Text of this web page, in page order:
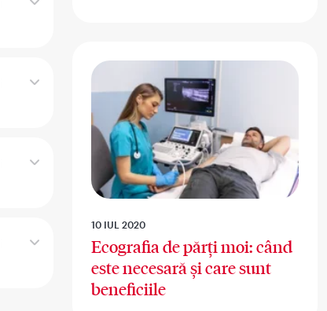
10 IUL 2020
Ecografia de părți moi: când
este necesară și care sunt
beneficiile